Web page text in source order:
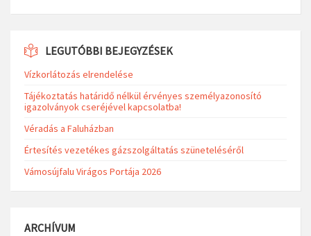
LEGUTÓBBI BEJEGYZÉSEK
Vízkorlátozás elrendelése
Tájékoztatás határidő nélkül érvényes személyazonosító
igazolványok cseréjével kapcsolatba!
Véradás a Faluházban
Értesítés vezetékes gázszolgáltatás szüneteléséről
Vámosújfalu Virágos Portája 2026
ARCHÍVUM